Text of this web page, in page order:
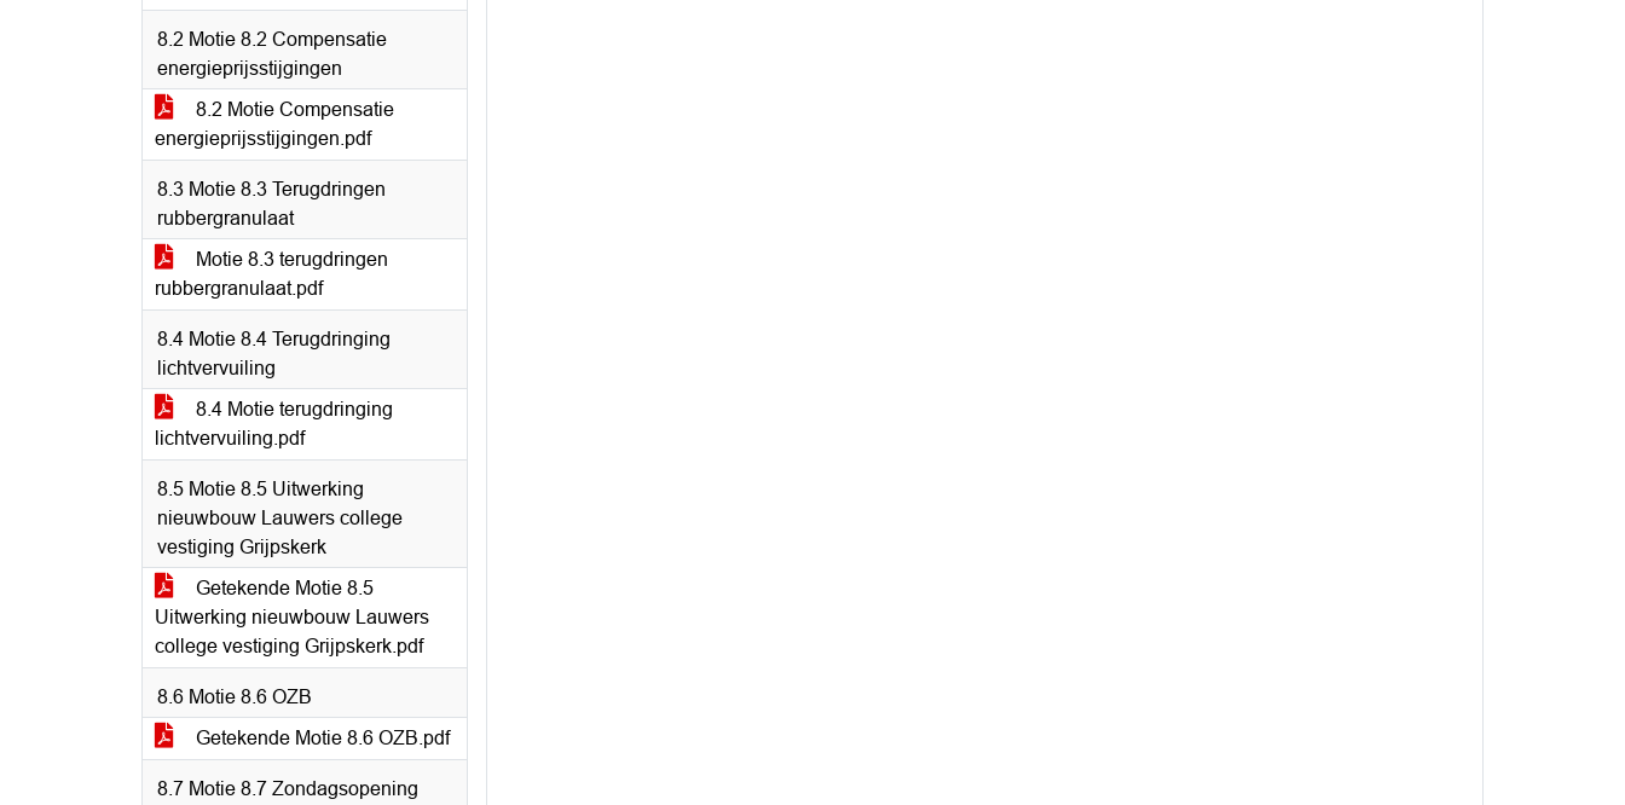
8.2 Motie 8.2 Compensatie
energieprijsstijgingen
8.2 Motie Compensatie
energieprijsstijgingen.pdf
8.3 Motie 8.3 Terugdringen
rubbergranulaat
Motie 8.3 terugdringen
rubbergranulaat.pdf
8.4 Motie 8.4 Terugdringing
lichtvervuiling
8.4 Motie terugdringing
lichtvervuiling.pdf
8.5 Motie 8.5 Uitwerking
nieuwbouw Lauwers college
vestiging Grijpskerk
Getekende Motie 8.5
Uitwerking nieuwbouw Lauwers
college vestiging Grijpskerk.pdf
8.6 Motie 8.6 OZB
Getekende Motie 8.6 OZB.pdf
8.7 Motie 8.7 Zondagsopening